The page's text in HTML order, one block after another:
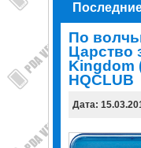
По
Царство
Kingdom
HQCLUB
Дата: